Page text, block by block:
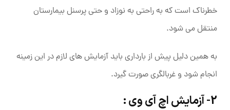
خطرناک است که به راحتی به نوزاد و حتی پرسنل بیمارستان
منتقل می ‌شود.
به همین دلیل پیش از بارداری باید آزمایش‌ های لازم در این زمینه
انجام شود و غربالگری صورت گیرد.
2- آزمایش اچ آی وی :